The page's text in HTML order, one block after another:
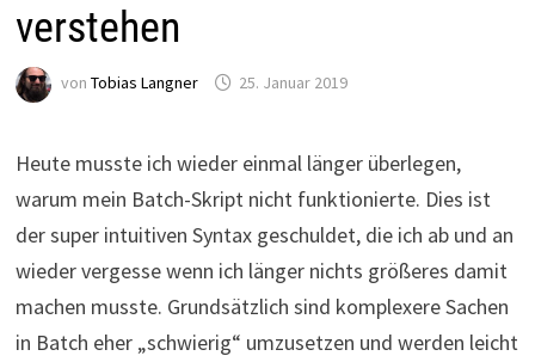
verstehen
von Tobias Langner 25. Januar 2019
Heute musste ich wieder einmal länger überlegen,
warum mein Batch-Skript nicht funktionierte. Dies ist
der super intuitiven Syntax geschuldet, die ich ab und an
wieder vergesse wenn ich länger nichts größeres damit
machen musste. Grundsätzlich sind komplexere Sachen
in Batch eher „schwierig“ umzusetzen und werden leicht